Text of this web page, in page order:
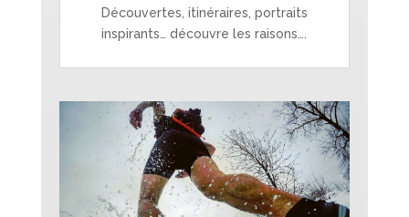
Découvertes, itinéraires, portraits
inspirants… découvre les raisons….